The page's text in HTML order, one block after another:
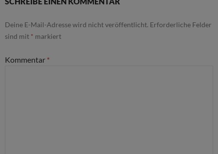
Deine E-Mail-Adresse wird nicht veröffentlicht. Erforderliche Felder
sind mit * markiert
Kommentar *